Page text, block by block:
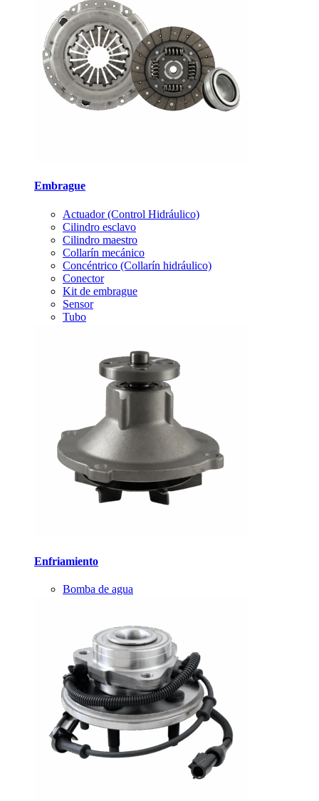
Embrague
Actuador (Control Hidráulico)
Cilindro esclavo
Cilindro maestro
Collarín mecánico
Concéntrico (Collarín hidráulico)
Conector
Kit de embrague
Sensor
Tubo
Enfriamiento
Bomba de agua